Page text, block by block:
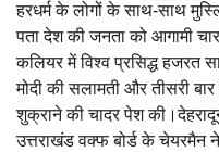
हरधर्म के लोगों के साथ-साथ
पता देश की जनता को आगामी
कलियर में विश्व प्रसिद्ध हजरत
मोदी की सलामती और तीसरी
शुक्राने की चादर पेश
उत्तराखंड वक्फ बोर्ड के चेयरमैन